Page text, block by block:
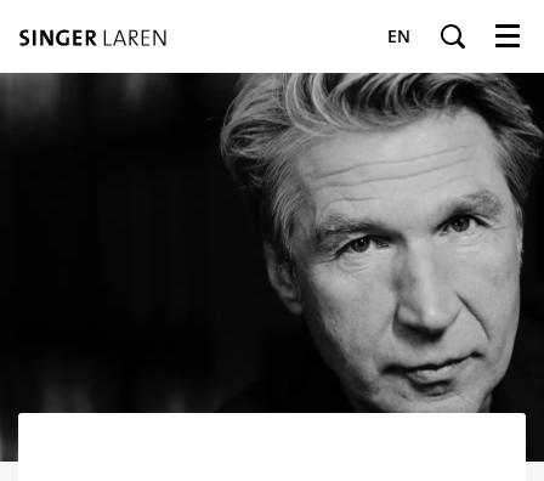
EN Menu